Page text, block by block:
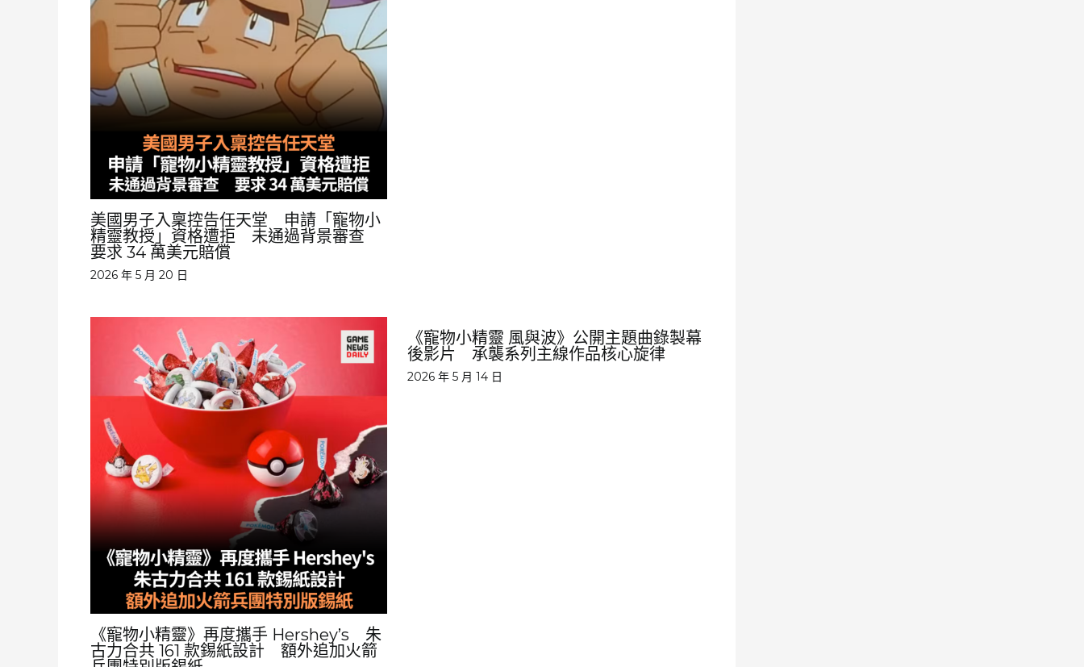
美國男子入稟控告任天堂 申請「寵物小
精靈教授」資格遭拒 未通過背景審查
要求 34 萬美元賠償
2026 年 5 月 20 日
《寵物小精靈》再度攜手 Hershey’s 朱
古力合共 161 款錫紙設計 額外追加火箭
《寵物小精靈 風與波》公開主題曲錄製幕
後影片 承襲系列主線作品核心旋律
2026 年 5 月 14 日